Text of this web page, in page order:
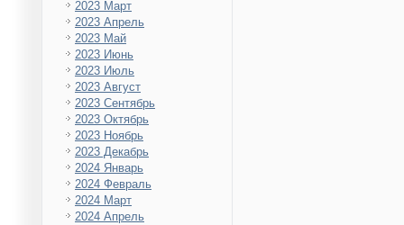
2023 Март
2023 Апрель
2023 Май
2023 Июнь
2023 Июль
2023 Август
2023 Сентябрь
2023 Октябрь
2023 Ноябрь
2023 Декабрь
2024 Январь
2024 Февраль
2024 Март
2024 Апрель